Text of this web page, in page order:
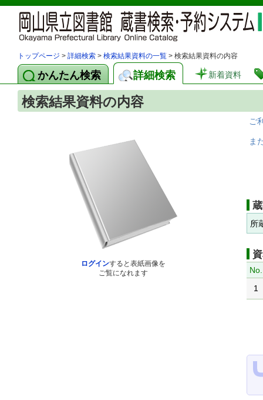
トップページ > 詳細検索 > 検索結果資料の一覧 > 検索結果資料の内容
かんたん検索 詳細検索 新着資料
検索結果資料の内容
ログインすると表紙画像を
ご覧になれます
ご
ま
所
No.
1